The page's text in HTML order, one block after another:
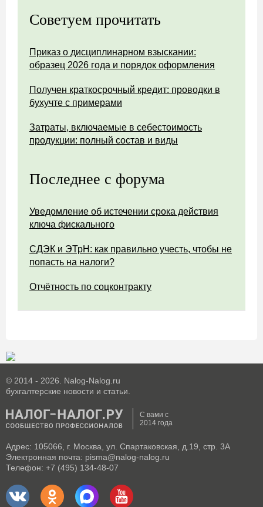
Советуем прочитать
Приказ о дисциплинарном взыскании:
образец 2026 года и порядок оформления
Получен краткосрочный кредит: проводки в
бухучте с примерами
Затраты, включаемые в себестоимость
продукции: полный состав и виды
Последнее с форума
Уведомление об истечении срока действия
ключа фискального
СДЭК и ЭТрН: как правильно учесть, чтобы не
попасть на налоги?
Отчётность по соцконтракту
© 2014 - 2026. Nalog-Nalog.ru
бухгалтерские новости и статьи.
С вами с
2014 года
Адрес: 105066, г. Москва, ул. Спартаковская, д.19, стр. 3А
Электронная почта: pisma@nalog-nalog.ru
Телефон: +7 (495) 134-48-07